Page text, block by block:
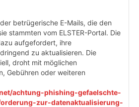
betrügerische E-Mails, die den
stammten vom ELSTER-Portal. Die
aufgefordert, ihre
zu aktualisieren. Die
droht mit möglichen
Gebühren oder weiteren
achtung-phishing-gefaelschte-
zur-datenaktualisierung-